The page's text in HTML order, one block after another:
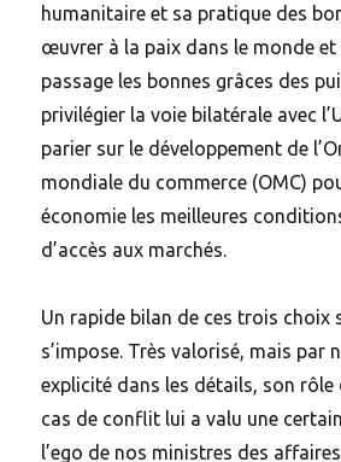
humanitaire et sa pratique des
œuvrer à la paix dans le monde et
passage les bonnes grâces des
privilégier la voie bilatérale avec
parier sur le développement de
mondiale du commerce (OMC)
économie les meilleures
d’accès aux marchés.
Un rapide bilan de ces trois choix
s’impose. Très valorisé, mais par
explicité dans les détails, son
cas de conflit lui a valu une
l’ego de nos ministres des